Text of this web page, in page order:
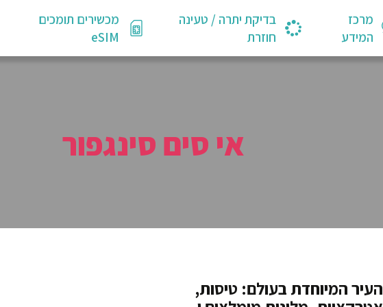
מרכז
המידע
בדיקת יתרה / טעינה
חוזרת
מכשירים תומכים
eSIM
אי סים סינגפור
העיר המיוחדת בעולם: טיסות,